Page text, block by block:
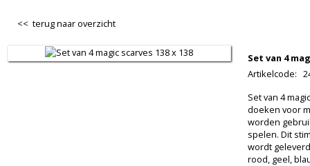
<< terug naar overzicht
Set van 4
Artikelcode:
Set van 4
doeken voor
worden
spelen. Dit
wordt
rood, geel,